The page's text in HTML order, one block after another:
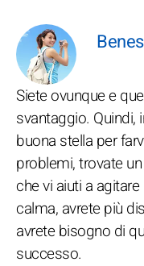
Siete ovunque e
svantaggio. Quindi,
buona stella per
problemi, trovate
che vi aiuti a
calma, avrete più
avrete bisogno di
successo.